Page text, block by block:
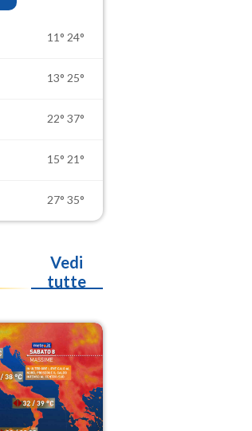
11° 24°
13° 25°
22° 37°
15° 21°
27° 35°
Vedi
tutte